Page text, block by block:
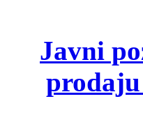
Javni